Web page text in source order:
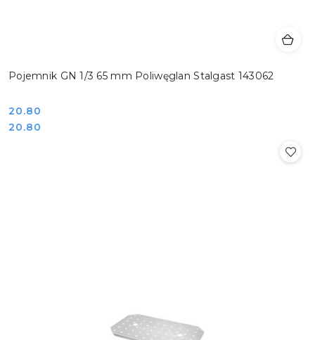
Pojemnik GN 1/3 65 mm Poliwęglan Stalgast 143062
Cena:
20.80
Cena:
20.80